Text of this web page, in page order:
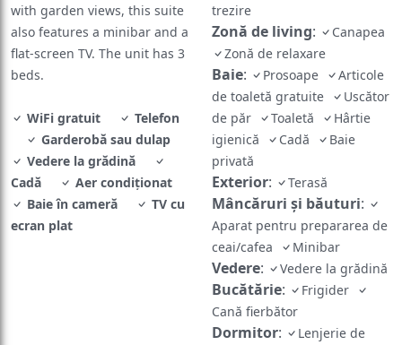
with garden views, this suite
also features a minibar and a
flat-screen TV. The unit has 3
beds.
WiFi gratuit
Telefon
Garderobă sau dulap
Vedere la grădină
Cadă
Aer condiţionat
Baie în cameră
TV cu
ecran plat
trezire
Zonă de living:
Canapea
Zonă de relaxare
Baie: Prosoape
Articole
de toaletă gratuite
Uscător
de păr
Toaletă
Hârtie
igienică
Cadă
Baie
privată
Exterior: Terasă
Mâncăruri și băuturi:
Aparat pentru prepararea de
ceai/cafea
Minibar
Vedere: Vedere la grădină
Bucătărie:
Frigider
Cană fierbător
Dormitor:
Lenjerie de